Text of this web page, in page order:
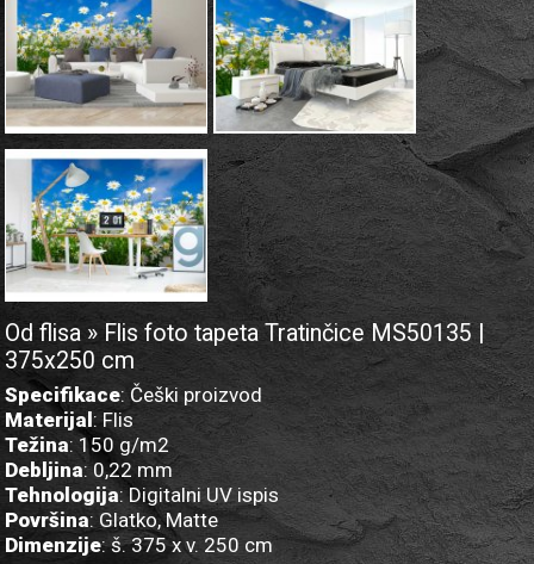
Od flisa » Flis foto tapeta Tratinčice MS50135 |
375x250 cm
Specifikace: Češki proizvod
Materijal: Flis
Težina: 150 g/m2
Debljina: 0,22 mm
Tehnologija: Digitalni UV ispis
Površina: Glatko, Matte
Dimenzije: š. 375 x v. 250 cm